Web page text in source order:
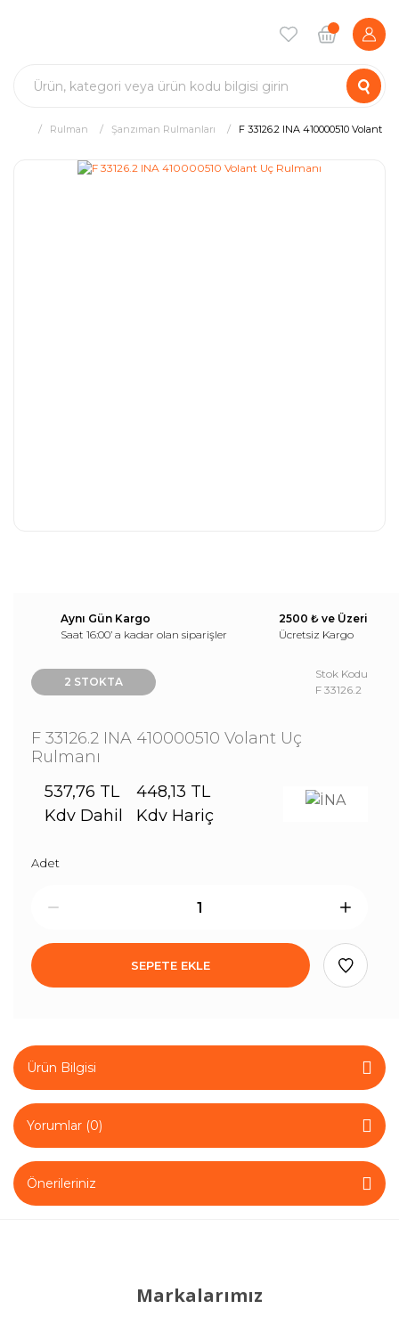
Rulman Şanzıman Rulmanları F 33126.2 INA 410000510 Volant
Aynı Gün Kargo
Saat 16:00’ a kadar olan siparişler
2500 ₺ ve Üzeri
Ücretsiz Kargo
2 STOKTA
Stok Kodu
F 33126.2
F 33126.2 INA 410000510 Volant Uç
Rulmanı
537,76 TL
Kdv Dahil
448,13 TL
Kdv Hariç
Adet
SEPETE EKLE
Ürün Bilgisi
Yorumlar (0)
Önerileriniz
Markalarımız